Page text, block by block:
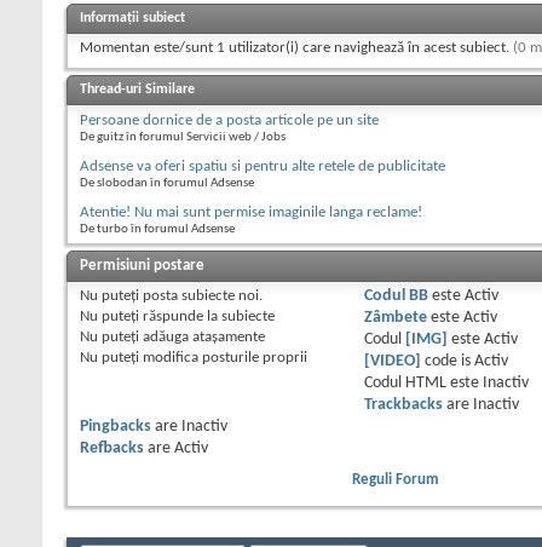
Informații subiect
Momentan este/sunt 1 utilizator(i) care navighează în acest subiect. (0
Thread-uri Similare
Persoane dornice de a posta articole pe un site
De guitz în forumul Servicii web / Jobs
Adsense va oferi spatiu si pentru alte retele de publicitate
De slobodan în forumul Adsense
Atentie! Nu mai sunt permise imaginile langa reclame!
De turbo în forumul Adsense
Permisiuni postare
Nu puteţi posta subiecte noi.
Nu puteţi răspunde la subiecte
Nu puteţi adăuga ataşamente
Nu puteţi modifica posturile proprii
Codul BBeste Activ
Zâmbeteeste Activ
Codul
[IMG] este Activ
[VIDEO] code is Activ
Codul HTML este
Inactiv
Trackbacksare
Inactiv
Pingbacks are
Inactiv
Refbacks are Activ
Reguli Forum